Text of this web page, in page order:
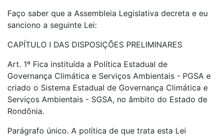
Faço saber que a Assembleia Legislativa decreta e eu
sanciono a seguinte Lei:
CAPÍTULO I DAS DISPOSIÇÕES PRELIMINARES
Art. 1º Fica instituída a Política Estadual de
Governança Climática e Serviços Ambientais - PGSA e
criado o Sistema Estadual de Governança Climática e
Serviços Ambientais - SGSA, no âmbito do Estado de
Rondônia.
Parágrafo único. A política de que trata esta Lei